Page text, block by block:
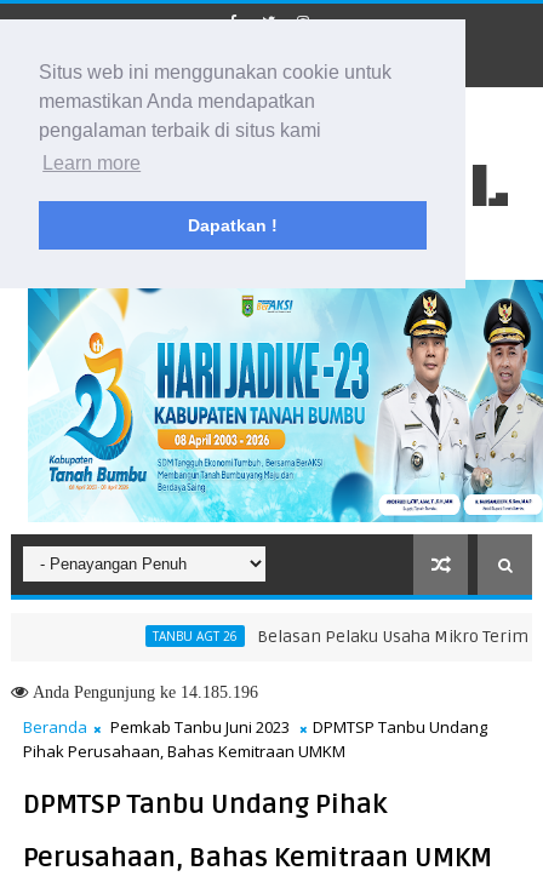
Situs web ini menggunakan cookie untuk
memastikan Anda mendapatkan
pengalaman terbaik di situs kami
Learn more
Dapatkan !
BIDIK KALSEL
Membidik Ke Segala Arah
TANBU AGT 26 Belasan Pelaku Usaha Mikro Terima
Kinerja Komunikasi Publik Kementerian ATR/BPN Kembali
AndaPengunjung ke 14.185.196
Beranda Pemkab Tanbu Juni 2023
DPMTSP Tanbu Undang
Pihak Perusahaan, Bahas Kemitraan UMKM
DPMTSP Tanbu Undang Pihak
Perusahaan, Bahas Kemitraan UMKM